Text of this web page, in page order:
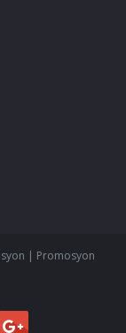
| Promosyon